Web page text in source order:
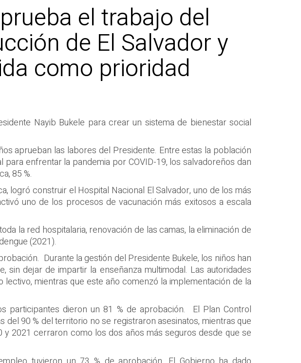
el trabajo del
de El Salvador y
como prioridad
Nayib Bukele para crear un sistema de bienestar social
aprueban las labores del Presidente. Entre estas la población
enfrentar la pandemia por COVID-19, los salvadoreños dan
85 %.
logró construir el Hospital Nacional El Salvador, uno de los más
uno de los procesos de vacunación más exitosos a escala
la red hospitalaria, renovación de las camas, la eliminación de
(2021).
Durante la gestión del Presidente Bukele, los niños han
dejar de impartir la enseñanza multimodal. Las autoridades
mientras que este año comenzó la implementación de la
participantes dieron un 81 % de aprobación. El Plan Control
90 % del territorio no se registraron asesinatos, mientras que
2021 cerraron como los dos años más seguros desde que se